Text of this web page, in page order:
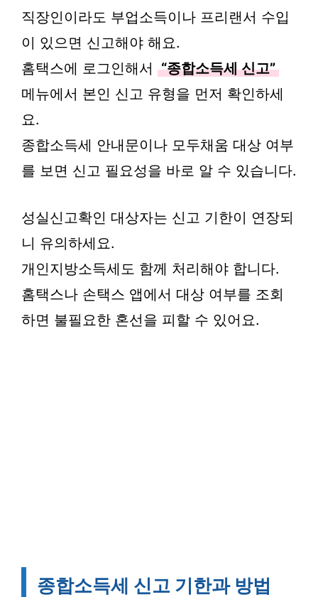
직장인이라도 부업소득이나 프리랜서 수입
이 있으면 신고해야 해요.
홈택스에 로그인해서 “종합소득세 신고”
메뉴에서 본인 신고 유형을 먼저 확인하세
요.
종합소득세 안내문이나 모두채움 대상 여부
를 보면 신고 필요성을 바로 알 수 있습니다.
성실신고확인 대상자는 신고 기한이 연장되
니 유의하세요.
개인지방소득세도 함께 처리해야 합니다.
홈택스나 손택스 앱에서 대상 여부를 조회
하면 불필요한 혼선을 피할 수 있어요.
종합소득세 신고 기한과 방법